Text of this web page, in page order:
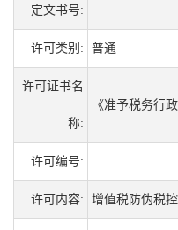
定文书号:
许可类别: 普通
许可证书名
称:
《准予税务行
许可编号:
许可内容: 增值税防伪税